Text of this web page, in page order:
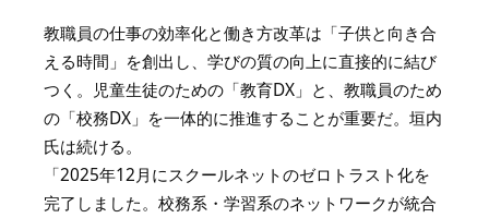
教職員の仕事の効率化と働き方改革は「子供と向き合
える時間」を創出し、学びの質の向上に直接的に結び
つく。児童生徒のための「教育DX」と、教職員のため
の「校務DX」を一体的に推進することが重要だ。垣内
氏は続ける。
「2025年12月にスクールネットのゼロトラスト化を
完了しました。校務系・学習系のネットワークが統合